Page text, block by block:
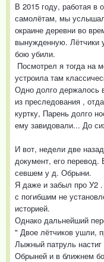
В 2015 году, работая в
самолётам, мы
окраине деревни во
вынужденную.
бою убили.
Посмотрел я тогда на
устроила там
Одно долго держалось
из преследования ,
куртку, Парень долго
ему завидовали... До
И вот, недели две
документ, его
севшем у д. Обрыни.
Я даже и забыл про У2
с погибшим не
историей.
Однако дальнейший
" Двое лётчиков ушли,
Лыжный патруль
Обрыней и в ближнем